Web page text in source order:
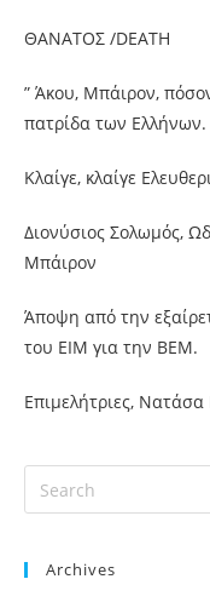
ΘΑΝΑΤΟΣ /DEATH
” Άκου, Μπάιρον,
πατρίδα των Ελλήνων.
Κλαίγε, κλαίγε
Διονύσιος Σολωμός,
Μπάιρον
Άποψη από την
του ΕΙΜ για την ΒΕΜ.
Επιμελήτριες,
Archives